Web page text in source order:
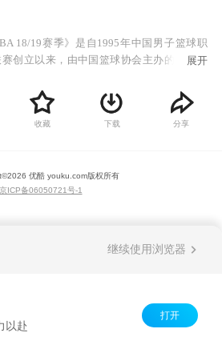
18/19赛季》是自1995年中国男子篮球职
赛创立以来，由中国篮球协会主办的第24届
篮球联赛。本赛季常规赛根据上赛季最终
为四个组，同组进行4循环制的比赛，不同
行双循环制的比赛。轮次共46轮，强度为1周
展开
收藏 下载 分享
2026 优酷 youku.com版权所有
京ICP备06050721号-1
继续使用浏览器
以赴
打开